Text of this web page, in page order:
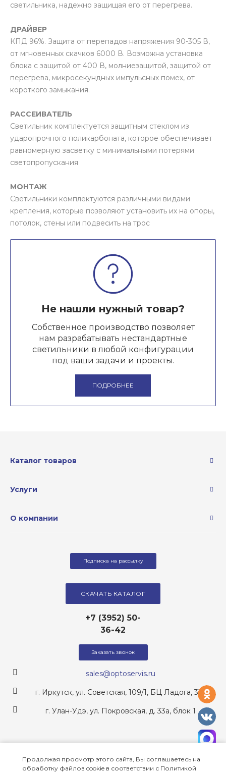
светильника, надежно защищая его от перегрева.
ДРАЙВЕР
КПД 96%. Защита от перепадов напряжения 90-305 В,
от мгновенных скачков 6000 В. Возможна установка
блока с защитой от 400 В, молниезащитой, защитой от
перегрева, микросекундных импульсных помех, от
короткого замыкания.
РАССЕИВАТЕЛЬ
Светильник комплектуется защитным стеклом из
ударопрочного поликарбоната, которое обеспечивает
равномерную засветку с минимальными потерями
светопропускания
МОНТАЖ
Светильники комплектуются различными видами
крепления, которые позволяют установить их на опоры,
потолок, стены или подвесить на трос
Не нашли нужный товар?
Собственное производство позволяет
нам разрабатывать нестандартные
светильники в любой конфигурации
под ваши задачи и проекты.
ПОДРОБНЕЕ
Каталог товаров
Услуги
О компании
sales@optoservis.ru
+7 (3952) 50-
36-42
г. Иркутск, ул. Советская, 109/1, БЦ Ладога, 317
Заказать звонок
г. Улан-Удэ, ул. Покровская, д. 33а, блок 1
Подписка на рассылку
СКАЧАТЬ КАТАЛОГ
одноклассники
vkontakte
MAX
Продолжая просмотр этого сайта, Вы соглашаетесь на
обработку файлов cookie в соответствии с Политикой